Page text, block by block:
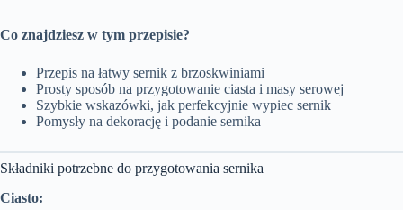
Co znajdziesz w tym przepisie?
Przepis na łatwy sernik z brzoskwiniami
Prosty sposób na przygotowanie ciasta i masy serowej
Szybkie wskazówki, jak perfekcyjnie wypiec sernik
Pomysły na dekorację i podanie sernika
Składniki potrzebne do przygotowania sernika
Ciasto: